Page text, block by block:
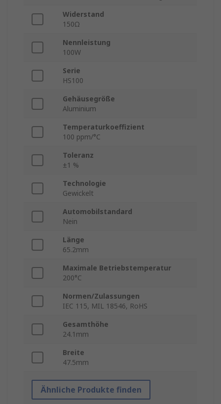
Widerstand
150Ω
Nennleistung
100W
Serie
HS100
Gehäusegröße
Aluminium
Temperaturkoeffizient
100 ppm/°C
Toleranz
±1 %
Technologie
Gewickelt
Automobilstandard
Nein
Länge
65.2mm
Maximale Betriebstemperatur
200°C
Normen/Zulassungen
IEC 115, MIL 18546, RoHS
Gesamthöhe
24.1mm
Breite
47.5mm
Ähnliche Produkte finden